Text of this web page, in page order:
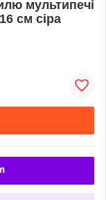
мультипечі
см сіра